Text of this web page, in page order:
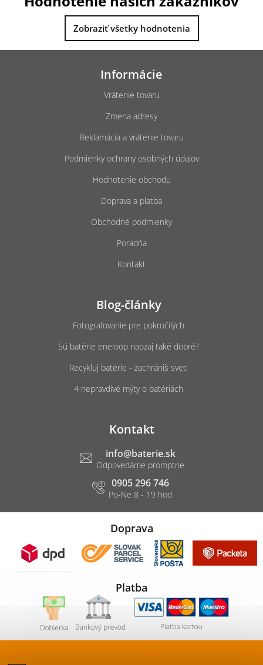
Zobraziť všetky hodnotenia
Z
Informácie
Vrátenie tovaru
Zmena adresy
Reklamácia a vrátenie tovaru
Podmienky ochrany osobných údajov
Hodnotenie obchodu
Doprava a platba
Obchodné podmienky
Poradňa
Kontakt
Blog-články
Fotografovanie pre pokročilých
Sú batérie eneloop naozaj také dobré?
Recykluj batérie - zachrániš svet!
4 nepravdivé mýty o batériách
Kontakt
info@baterie.sk
0905 296 746
Doprava
Platba